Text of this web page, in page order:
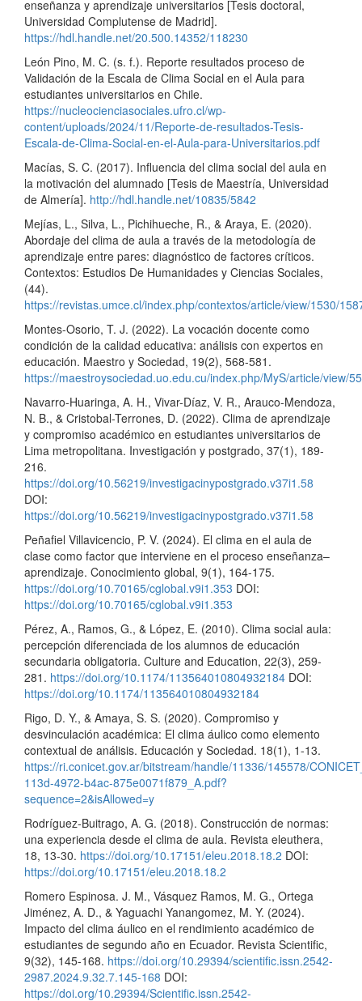
enseñanza y aprendizaje universitarios [Tesis doctoral,
Universidad Complutense de Madrid].
https://hdl.handle.net/20.500.14352/118230
León Pino, M. C. (s. f.). Reporte resultados proceso de
Validación de la Escala de Clima Social en el Aula para
estudiantes universitarios en Chile.
https://nucleocienciasociales.ufro.cl/wp-
content/uploads/2024/11/Reporte-de-resultados-Tesis-
Escala-de-Clima-Social-en-el-Aula-para-Universitarios.pdf
Macías, S. C. (2017). Influencia del clima social del aula en
la motivación del alumnado [Tesis de Maestría, Universidad
de Almería]. http://hdl.handle.net/10835/5842
Mejías, L., Silva, L., Pichihueche, R., & Araya, E. (2020).
Abordaje del clima de aula a través de la metodología de
aprendizaje entre pares: diagnóstico de factores críticos.
Contextos: Estudios De Humanidades y Ciencias Sociales,
(44).
https://revistas.umce.cl/index.php/contextos/article/view/1530/
Montes-Osorio, T. J. (2022). La vocación docente como
condición de la calidad educativa: análisis con expertos en
educación. Maestro y Sociedad, 19(2), 568-581.
https://maestroysociedad.uo.edu.cu/index.php/MyS/article/view/
Navarro-Huaringa, A. H., Vivar-Díaz, V. R., Arauco-Mendoza,
N. B., & Cristobal-Terrones, D. (2022). Clima de aprendizaje
y compromiso académico en estudiantes universitarios de
Lima metropolitana. Investigación y postgrado, 37(1), 189-
216.
https://doi.org/10.56219/investigacinypostgrado.v37i1.58
DOI:
https://doi.org/10.56219/investigacinypostgrado.v37i1.58
Peñafiel Villavicencio, P. V. (2024). El clima en el aula de
clase como factor que interviene en el proceso enseñanza–
aprendizaje. Conocimiento global, 9(1), 164-175.
https://doi.org/10.70165/cglobal.v9i1.353 DOI:
https://doi.org/10.70165/cglobal.v9i1.353
Pérez, A., Ramos, G., & López, E. (2010). Clima social aula:
percepción diferenciada de los alumnos de educación
secundaria obligatoria. Culture and Education, 22(3), 259-
281. https://doi.org/10.1174/113564010804932184 DOI:
https://doi.org/10.1174/113564010804932184
Rigo, D. Y., & Amaya, S. S. (2020). Compromiso y
desvinculación académica: El clima áulico como elemento
contextual de análisis. Educación y Sociedad. 18(1), 1-13.
https://ri.conicet.gov.ar/bitstream/handle/11336/145578/
113d-4972-b4ac-875e0071f879_A.pdf?
sequence=2&isAllowed=y
Rodríguez-Buitrago, A. G. (2018). Construcción de normas:
una experiencia desde el clima de aula. Revista eleuthera,
18, 13-30. https://doi.org/10.17151/eleu.2018.18.2 DOI:
https://doi.org/10.17151/eleu.2018.18.2
Romero Espinosa. J. M., Vásquez Ramos, M. G., Ortega
Jiménez, A. D., & Yaguachi Yanangomez, M. Y. (2024).
Impacto del clima áulico en el rendimiento académico de
estudiantes de segundo año en Ecuador. Revista Scientific,
9(32), 145-168. https://doi.org/10.29394/scientific.issn.2542-
2987.2024.9.32.7.145-168 DOI:
https://doi.org/10.29394/Scientific.issn.2542-